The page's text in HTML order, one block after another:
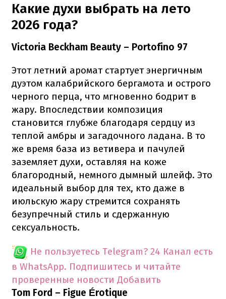
Какие духи выбрать на лето
2026 года?
Victoria Beckham Beauty – Portofino 97
Этот летний аромат стартует энергичным
дуэтом калабрийского бергамота и острого
черного перца, что мгновенно бодрит в
жару. Впоследствии композиция
становится глубже благодаря сердцу из
теплой амбры и загадочного ладана. В то
же время база из ветивера и пачулей
заземляет духи, оставляя на коже
благородный, немного дымный шлейф. Это
идеальный выбор для тех, кто даже в
июльскую жару стремится сохранять
безупречный стиль и сдержанную
сексуальность.
Не пользуетесь Telegram? 24 Канал есть
в WhatsApp. Подпишитесь и читайте
проверенные новости Добавить
Tom Ford – Figue Érotique